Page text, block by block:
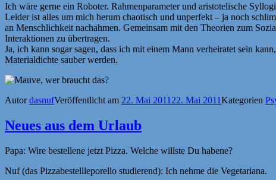
Ich wäre gerne ein Roboter. Rahmenparameter und aristotelische
Leider ist alles um mich herum chaotisch und unperfekt – ja noch
an Menschlichkeit nachahmen. Gemeinsam mit den Theorien zum
Interaktionen zu übertragen.
Ja, ich kann sogar sagen, dass ich mit einem Mann verheiratet sein
Materialdichte sauber werden.
AutordasnufVeröffentlicht am 22. Mai 2011 22. Mai 2011Kategorien
Neues aus dem Urlaub
Papa: Wire bestellene jetzt Pizza. Welche willste Du habene?
Nuf (das Pizzabestellleporello studierend): Ich nehme die Vegetariana.